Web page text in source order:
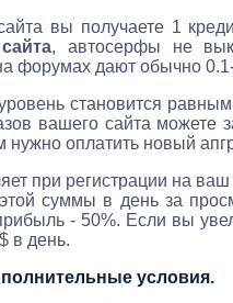
вы получаете 1
, автосерфы не
форумах дают обычно
становится
вашего сайта можете
нужно оплатить новый
при регистрации на
суммы в день за
- 50%. Если вы
в день.
условия.